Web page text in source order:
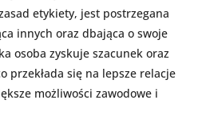
etykiety, jest postrzegana
innych oraz dbająca o swoje
osoba zyskuje szacunek oraz
przekłada się na lepsze relacje
możliwości zawodowe i